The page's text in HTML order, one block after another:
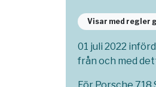
Visar med regler
01 juli 2022
från och med